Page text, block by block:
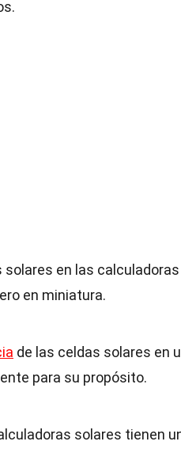
solares en las
en miniatura.
de las celdas solares en
para su propósito.
solares tienen